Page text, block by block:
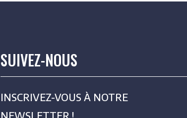
SUIVEZ-NOUS
INSCRIVEZ-VOUS À NOTRE
NEWSLETTER !